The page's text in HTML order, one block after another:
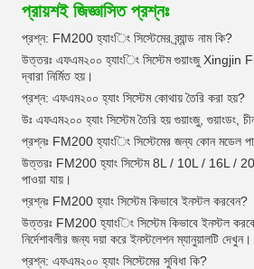
প্রায়শই জিজ্ঞাসিত প্রশ্নঃ
প্রশ্ন: FM200 হ্যাংিং সিস্টেমের ব্র্যান্ড নাম কি?
উত্তরঃ এফএম২০০ হ্যাংিং সিস্টেম গুয়াংজু
দ্বারা নির্মিত হয়।
প্রশ্ন: এফএম২০০ হ্যাং সিস্টেম কোথায় তৈরি করা হয়?
উঃ এফএম২০০ হ্যাং সিস্টেম তৈরি হয় গুয়াংজু, গুয়াংডং,
প্রশ্নঃ FM200 হ্যাংিং সিস্টেমের জন্য কোন মডেল
উত্তরঃ FM200 হ্যাং সিস্টেম 8L / 10L / 16L /
পাওয়া যায়।
প্রশ্নঃ FM200 হ্যাং সিস্টেম কিভাবে ইনস্টল করবেন?
উত্তরঃ FM200 হ্যাংিং সিস্টেম কিভাবে ইনস্টল
নির্দেশাবলীর জন্য দয়া করে ইনস্টলেশন ম্যানুয়ালটি দেখুন।
প্রশ্ন: এফএম২০০ হ্যাং সিস্টেমের সুবিধা কি?